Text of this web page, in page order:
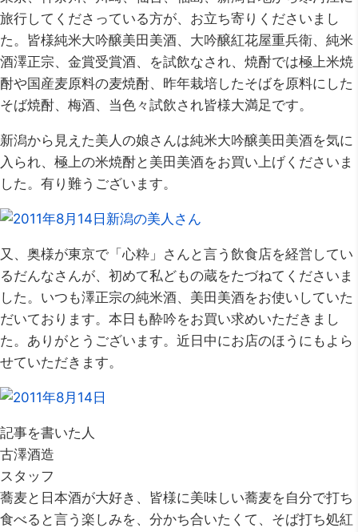
旅行してくださっている方が、お立ち寄りくださいまし
た。皆様純米大吟醸美田美酒、大吟醸紅花屋重兵衛、純米
酒澤正宗、金賞受賞酒、を試飲なされ、焼酎では極上米焼
酎や国産麦原料の麦焼酎、昨年栽培したそばを原料にした
そば焼酎、梅酒、当色々試飲され皆様大満足です。
新潟から見えた美人の娘さんは純米大吟醸美田美酒を気に
入られ、極上の米焼酎と美田美酒をお買い上げくださいま
した。有り難うございます。
又、奥様が東京で「心粋」さんと言う飲食店を経営してい
るだんなさんが、初めて私どもの蔵をたづねてくださいま
した。いつも澤正宗の純米酒、美田美酒をお使いしていた
だいております。本日も酔吟をお買い求めいただきまし
た。ありがとうございます。近日中にお店のほうにもよら
せていただきます。
記事を書いた人
古澤酒造
スタッフ
蕎麦と日本酒が大好き、皆様に美味しい蕎麦を自分で打ち
食べると言う楽しみを、分かち合いたくて、そば打ち処紅